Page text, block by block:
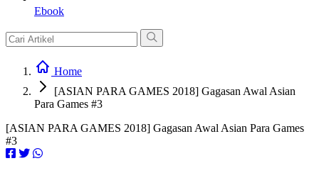
Ebook
Home
[ASIAN PARA GAMES 2018] Gagasan Awal Asian
Para Games #3
[ASIAN PARA GAMES 2018] Gagasan Awal Asian Para Games
#3